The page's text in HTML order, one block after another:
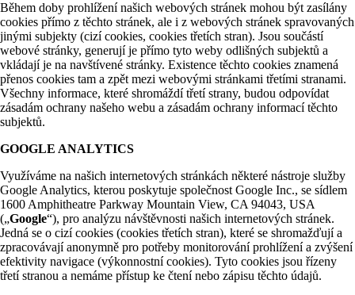
Během doby prohlížení našich webových stránek mohou být zasílány
cookies přímo z těchto stránek, ale i z webových stránek spravovaných
jinými subjekty (cizí cookies, cookies třetích stran). Jsou součástí
webové stránky, generují je přímo tyto weby odlišných subjektů a
vkládají je na navštívené stránky. Existence těchto cookies znamená
přenos cookies tam a zpět mezi webovými stránkami třetími stranami.
Všechny informace, které shromáždí třetí strany, budou odpovídat
zásadám ochrany našeho webu a zásadám ochrany informací těchto
subjektů.
GOOGLE ANALYTICS
Využíváme na našich internetových stránkách některé nástroje služby
Google Analytics, kterou poskytuje společnost Google Inc., se sídlem
1600 Amphitheatre Parkway Mountain View, CA 94043, USA
(„Google“), pro analýzu návštěvnosti našich internetových stránek.
Jedná se o cizí cookies (cookies třetích stran), které se shromažďují a
zpracovávají anonymně pro potřeby monitorování prohlížení a zvýšení
efektivity navigace (výkonnostní cookies). Tyto cookies jsou řízeny
třetí stranou a nemáme přístup ke čtení nebo zápisu těchto údajů.